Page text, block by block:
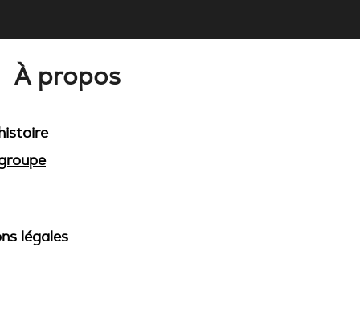
À propos
légales